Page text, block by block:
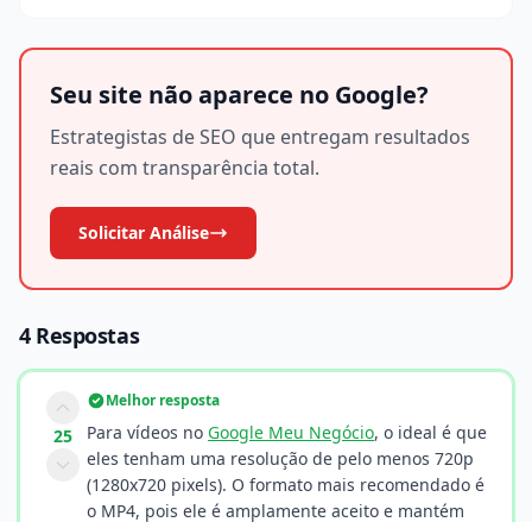
Seu site não aparece no Google?
Estrategistas de SEO que entregam resultados
reais com transparência total.
Solicitar Análise
4 Respostas
25
Melhor resposta
Para vídeos no Google Meu Negócio, o ideal é que
eles tenham uma resolução de pelo menos 720p
(1280x720 pixels). O formato mais recomendado é
o MP4, pois ele é amplamente aceito e mantém